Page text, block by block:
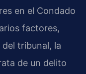
en el Condado
factores,
tribunal, la
de un delito